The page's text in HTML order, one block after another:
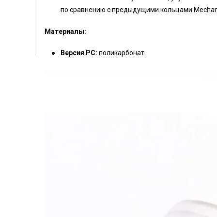
по сравнению с предыдущими кольцами
Материалы:
Версия PC: поликарбонат.